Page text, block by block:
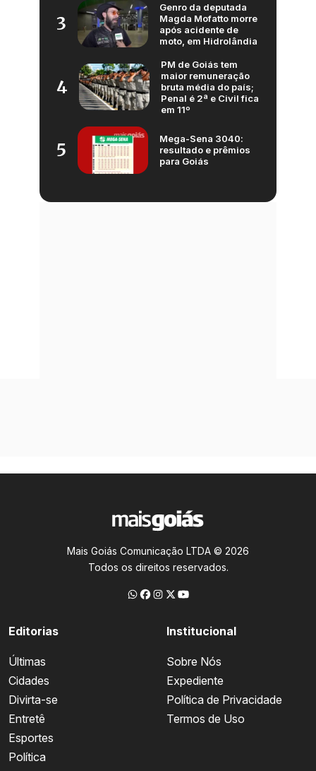
3
Genro da deputada
Magda Mofatto morre
após acidente de
moto, em Hidrolândia
4
PM de Goiás tem
maior remuneração
bruta média do país;
Penal é 2ª e Civil fica
em 11º
5
Mega-Sena 3040:
resultado e prêmios
para Goiás
Mais Goiás Comunicação LTDA © 2026
Todos os direitos reservados.
Editorias
Últimas
Cidades
Divirta-se
Entretê
Esportes
Política
Institucional
Sobre Nós
Expediente
Política de Privacidade
Termos de Uso